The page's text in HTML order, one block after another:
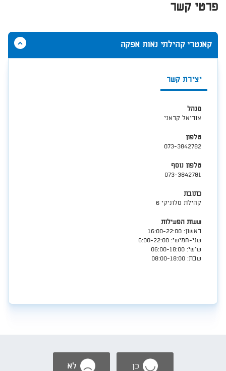
פרטי קשר
הסתר
תוכן
אודות
קאנטרי קהילתי נאות אפקה
יצירת קשר
מנהל
אוריאל קראני
טלפון
073-3842782
טלפון נוסף
073-3842781
כתובת
קהילת סלוניקי 6
שעות הפעילות
​ראשון: 16:00-22:00
שני-חמישי: 6:00-22:00
שישי: 06:00-18:00
שבת: 08:00-18:00
כן לא